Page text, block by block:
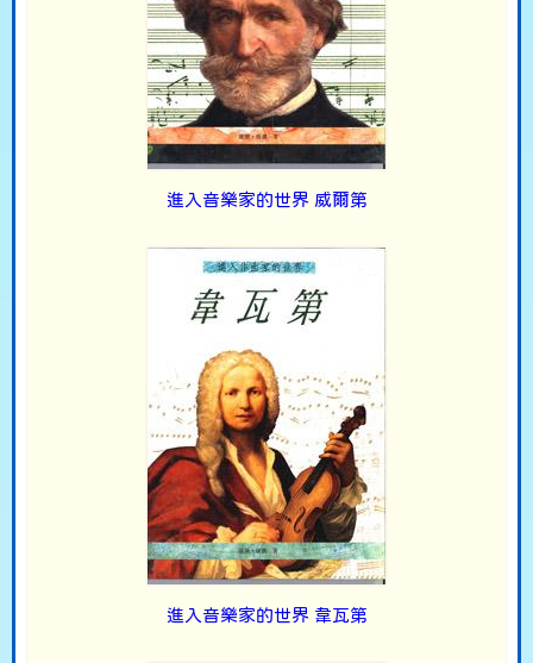
進入音樂家的世界 威爾第
進入音樂家的世界 韋瓦第